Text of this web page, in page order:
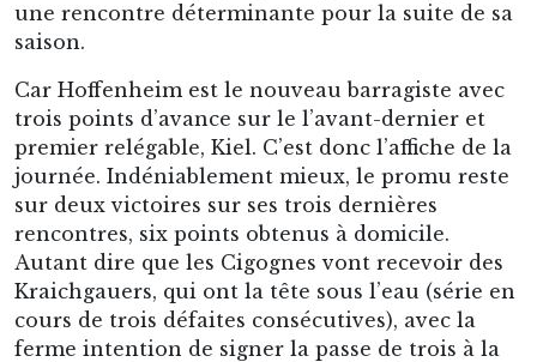
une rencontre déterminante pour la suite de sa
saison.
Car Hoffenheim est le nouveau barragiste avec
trois points d’avance sur le l’avant-dernier et
premier relégable, Kiel. C’est donc l’affiche de la
journée. Indéniablement mieux, le promu reste
sur deux victoires sur ses trois dernières
rencontres, six points obtenus à domicile.
Autant dire que les Cigognes vont recevoir des
Kraichgauers, qui ont la tête sous l’eau (série en
cours de trois défaites consécutives), avec la
ferme intention de signer la passe de trois à la